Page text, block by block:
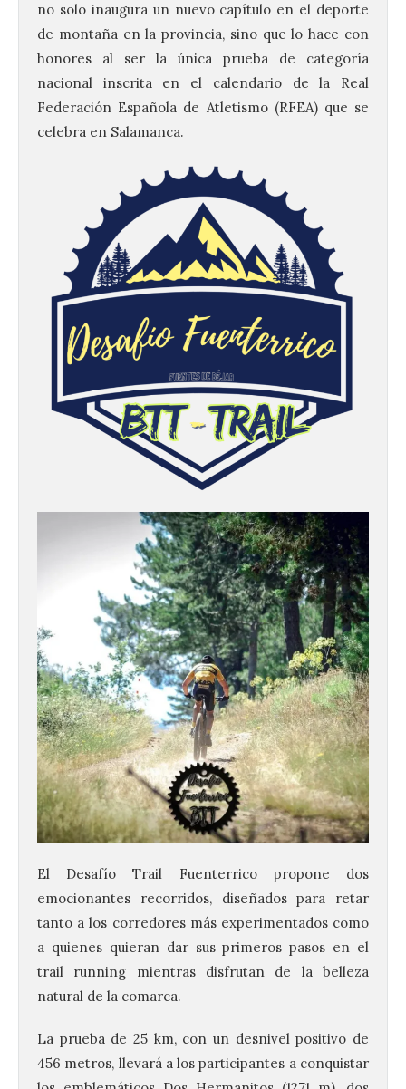
no solo inaugura un nuevo capítulo en el deporte
de montaña en la provincia, sino que lo hace con
honores al ser la única prueba de categoría
nacional inscrita en el calendario de la Real
Federación Española de Atletismo (RFEA) que se
celebra en Salamanca.
El Desafío Trail Fuenterrico propone dos
emocionantes recorridos, diseñados para retar
tanto a los corredores más experimentados como
a quienes quieran dar sus primeros pasos en el
trail running mientras disfrutan de la belleza
natural de la comarca.
La prueba de 25 km, con un desnivel positivo de
456 metros, llevará a los participantes a conquistar